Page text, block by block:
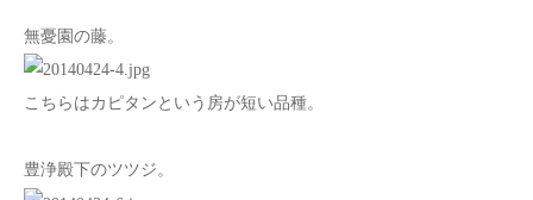
無憂園の藤。
こちらはカピタンという房が短い品種。
豊浄殿下のツツジ。